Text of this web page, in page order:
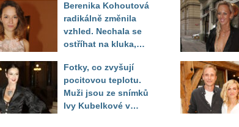
toho vypadá
Berenika Kohoutová
radikálně změnila
vzhled. Nechala se
ostříhat na kluka,
překvapily
Fotky, co zvyšují
pocitovou teplotu.
Muži jsou ze snímků
Ivy Kubelkové v